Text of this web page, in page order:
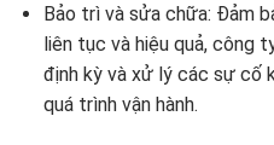
Bảo trì và sửa chữa: Đảm
liên tục và hiệu quả, công
định kỳ và xử lý các sự cố
quá trình vận hành.